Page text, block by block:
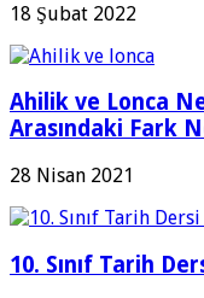
18 Şubat 2022
Ahilik ve Lonca
Arasındaki Fark
28 Nisan 2021
10. Sınıf Tarih